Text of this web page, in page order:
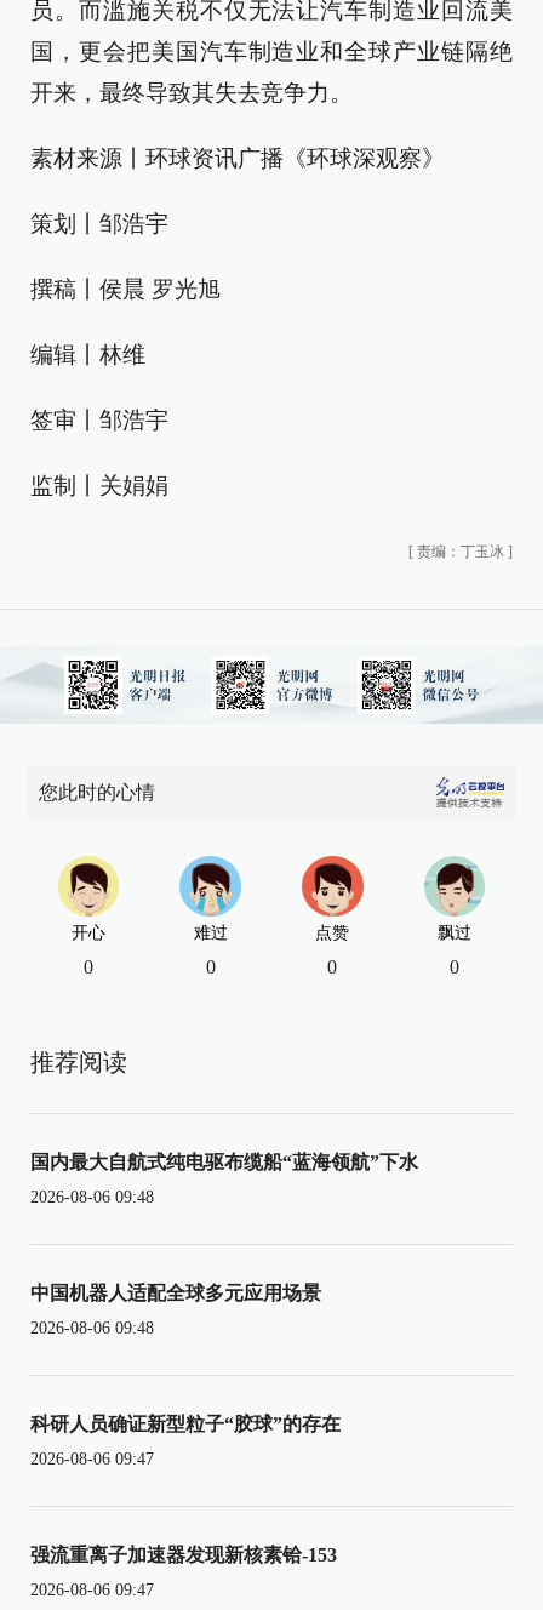
员。而滥施关税不仅无法让汽车制造业回流美
国，更会把美国汽车制造业和全球产业链隔绝
开来，最终导致其失去竞争力。
素材来源丨环球资讯广播《环球深观察》
策划丨邹浩宇
撰稿丨侯晨 罗光旭
编辑丨林维
签审丨邹浩宇
监制丨关娟娟
[ 责编：丁玉冰 ]
您此时的心情
开心
0
难过
0
点赞
0
飘过
0
推荐阅读
国内最大自航式纯电驱布缆船“蓝海领航”下水
2026-08-06 09:48
中国机器人适配全球多元应用场景
2026-08-06 09:48
科研人员确证新型粒子“胶球”的存在
2026-08-06 09:47
强流重离子加速器发现新核素铪-153
2026-08-06 09:47